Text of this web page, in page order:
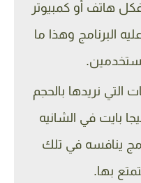
هاتف أو كمبيوتر
البرنامج وهذا ما
التي نريدها بالحجم
نحدده بمقدار 20 ميجا بايت في الشانيه
ينافسه في تلك
بها.